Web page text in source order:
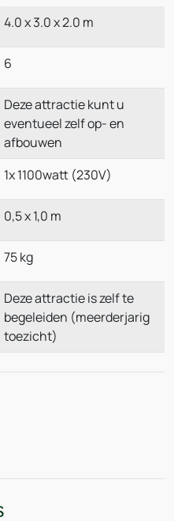
4.0 x 3.0 x 2.0 m
6
Deze attractie kunt u
eventueel zelf op- en
afbouwen
1x 1100watt (230V)
0,5 x 1,0 m
75 kg
Deze attractie is zelf te
begeleiden (meerderjarig
toezicht)